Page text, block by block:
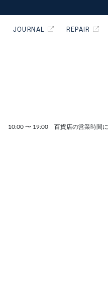
JOURNAL REPAIR
10:00 〜 19:00 百貨店の営業時間に